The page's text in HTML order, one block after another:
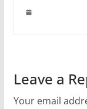
Leave a
Your email